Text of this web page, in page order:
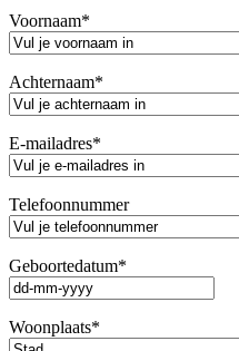
Voornaam*
Achternaam*
E-mailadres*
Telefoonnummer
Geboortedatum*
DD
MM
Woonplaats*